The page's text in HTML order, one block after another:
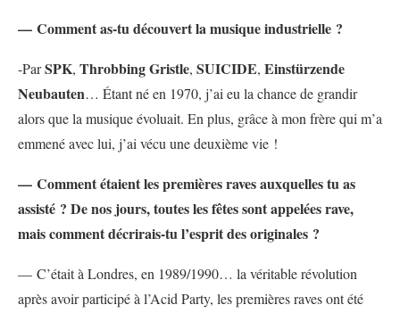
— Comment as-tu découvert la musique industrielle ?
-ParSPK, Throbbing Gristle, SUICIDE, Einstürzende
Neubauten… Étant né en 1970, j’ai eu la chance de grandir
alors que la musique évoluait. En plus, grâce à mon frère qui m’a
emmené avec lui, j’ai vécu une deuxième vie !
— Comment étaient les premières raves auxquelles tu as
assisté ? De nos jours, toutes les fêtes sont appelées rave,
mais comment décrirais-tu l’esprit des originales ?
— C’était à Londres, en 1989/1990… la véritable révolution
après avoir participé à l’Acid Party, les premières raves ont été